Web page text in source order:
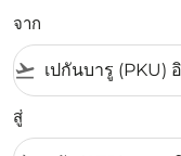
จาก
flight_takeoff
สู่